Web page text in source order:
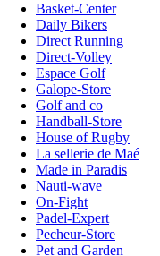
Basket-Center
Daily Bikers
Direct Running
Direct-Volley
Espace Golf
Galope-Store
Golf and co
Handball-Store
House of Rugby
La sellerie de Maé
Made in Paradis
Nauti-wave
On-Fight
Padel-Expert
Pecheur-Store
Pet and Garden